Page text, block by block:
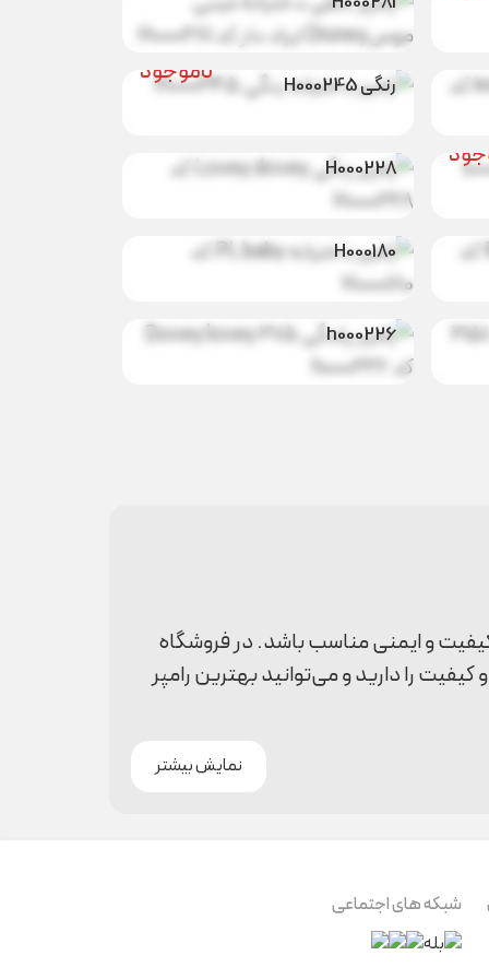
رنگی H000245
ناموجود
H000228
H000180
h000226
و ایمنی مناسب باشد. در فروشگاه
را دارید و می‌توانید بهترین رامپر
معمولاً دارای دوخت‌های نرم،
نمایش بیشتر
شبکه های اجتماعی